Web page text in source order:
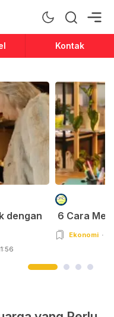
Kontak
dengan
6 Cara
Ekonomi